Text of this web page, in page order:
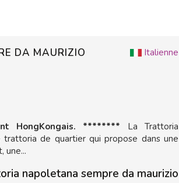
Italienne
DA MAURIZIO
HongKongais. ******** La Trattoria
de quartier qui propose dans une
une...
napoletana sempre da maurizio